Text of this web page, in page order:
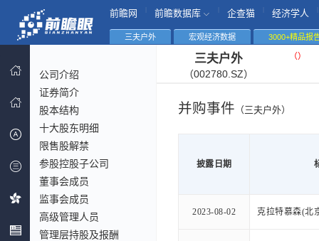
前瞻网 前瞻数据库 企查猫 经济学人
三夫户外 宏观经济数据 3000+精品报
公司介绍
证券简介
股本结构
十大股东明细
限售股解禁
参股控股子公司
董事会成员
监事会成员
高级管理人员
管理层持股及报酬
三夫户外
（002780.SZ）
（）
并购事件 （三夫户外）
披露日期
2023-08-02 克拉特慕森(北